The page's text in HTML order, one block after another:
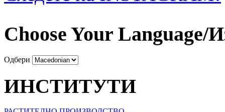
Choose Your Language/
Одбери
ИНСТИТУТИ